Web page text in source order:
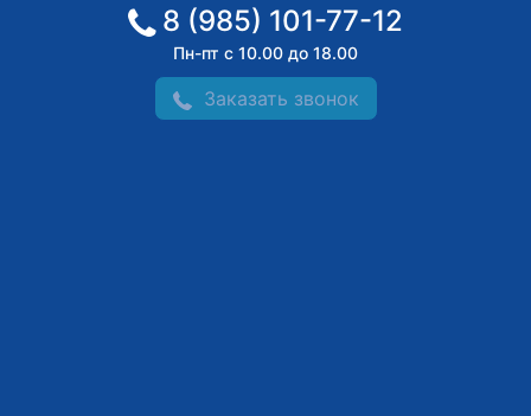
8 (985) 101-77-12
Пн-пт с 10.00 до 18.00
Заказать звонок